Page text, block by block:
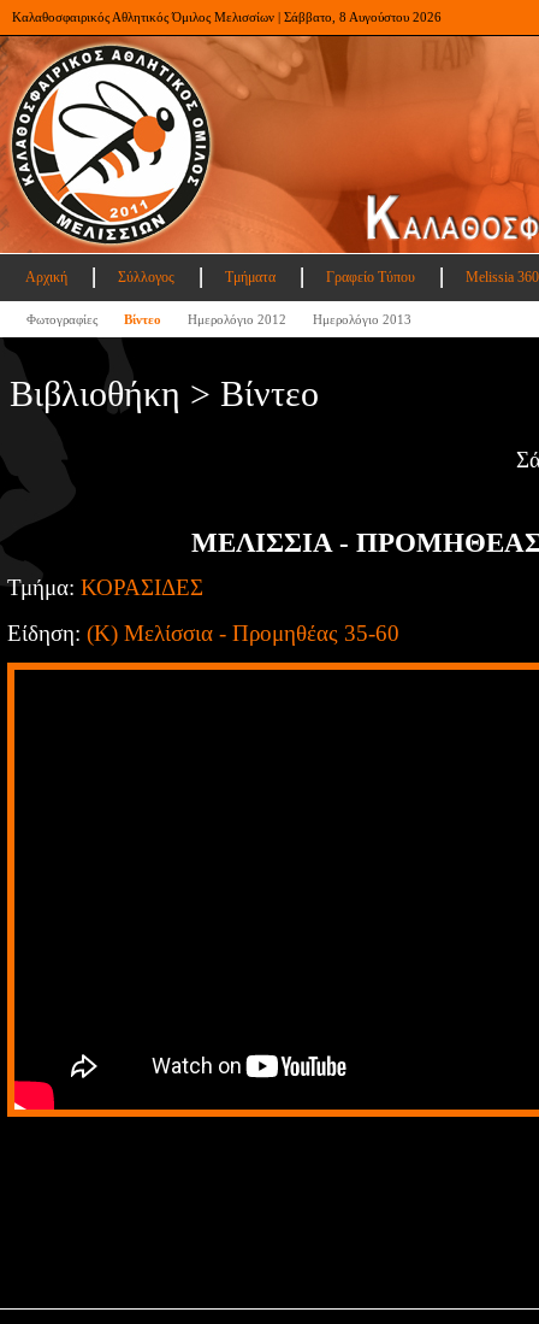
Καλαθοσφαιρικός Αθλητικός Όμιλος Μελισσίων | Σάββατο, 8 Αυγούστου 2026
Αρχική Σύλλογος Τμήματα Γραφείο Τύπου Melissia
Φωτογραφίες Βίντεο Ημερολόγιο 2012 Ημερολόγιο 2013
Βιβλιοθήκη > Βίντεο
ΜΕΛΙΣΣΙΑ - ΠΡΟΜΗΘΕΑΣ
Τμήμα: ΚΟΡΑΣΙΔΕΣ
Είδηση: (Κ) Μελίσσια - Προμηθέας 35-60